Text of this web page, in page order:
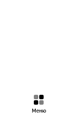
Меню